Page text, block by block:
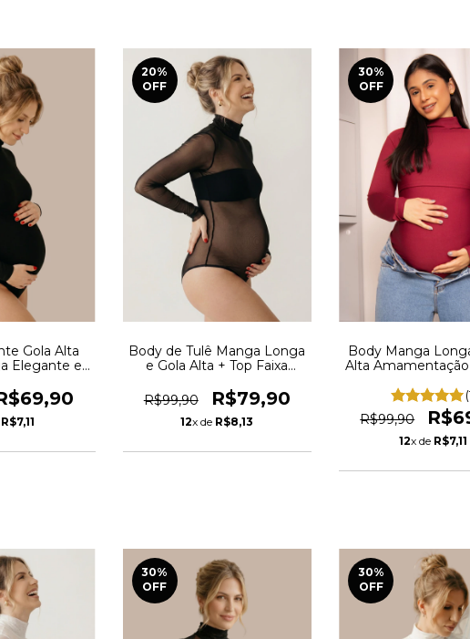
Gola Alta
Elegante e
AUR13
R$7,11
20%
OFF
Body de Tulê Manga Longa
e Gola Alta + Top Faixa
R$99,90
R$79,90
12x de R$8,13
30%
OFF
Body Manga
Alta Amamentação
R$99,90
12x de R$7,11
30%
OFF
30%
OFF